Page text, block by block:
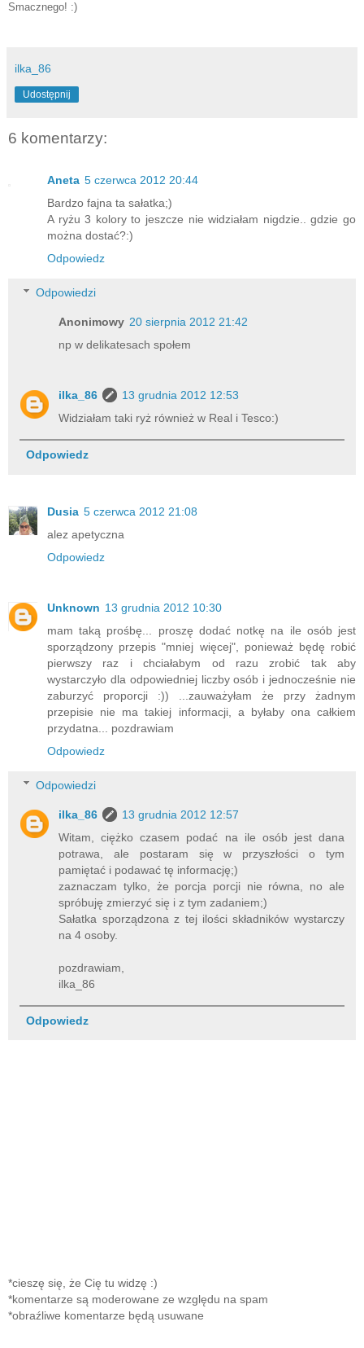
Smacznego! :)
ilka_86
Udostępnij
6 komentarzy:
Aneta 5 czerwca 2012 20:44
Bardzo fajna ta sałatka;)
A ryżu 3 kolory to jeszcze nie widziałam nigdzie.. gdzie go
można dostać?:)
Odpowiedz
Odpowiedzi
Anonimowy 20 sierpnia 2012 21:42
np w delikatesach społem
ilka_86
13 grudnia 2012 12:53
Widziałam taki ryż również w Real i Tesco:)
Odpowiedz
Dusia 5 czerwca 2012 21:08
alez apetyczna
Odpowiedz
Unknown 13 grudnia 2012 10:30
mam taką prośbę... proszę dodać notkę na ile osób jest
sporządzony przepis "mniej więcej", ponieważ będę robić
pierwszy raz i chciałabym od razu zrobić tak aby
wystarczyło dla odpowiedniej liczby osób i jednocześnie nie
zaburzyć proporcji :)) ...zauważyłam że przy żadnym
przepisie nie ma takiej informacji, a byłaby ona całkiem
przydatna... pozdrawiam
Odpowiedz
Odpowiedzi
ilka_86
13 grudnia 2012 12:57
Witam, ciężko czasem podać na ile osób jest dana
potrawa, ale postaram się w przyszłości o tym
pamiętać i podawać tę informację;)
zaznaczam tylko, że porcja porcji nie równa, no ale
spróbuję zmierzyć się i z tym zadaniem;)
Sałatka sporządzona z tej ilości składników wystarczy
na 4 osoby.
pozdrawiam,
ilka_86
Odpowiedz
*cieszę się, że Cię tu widzę :)
*komentarze są moderowane ze względu na spam
*obraźliwe komentarze będą usuwane